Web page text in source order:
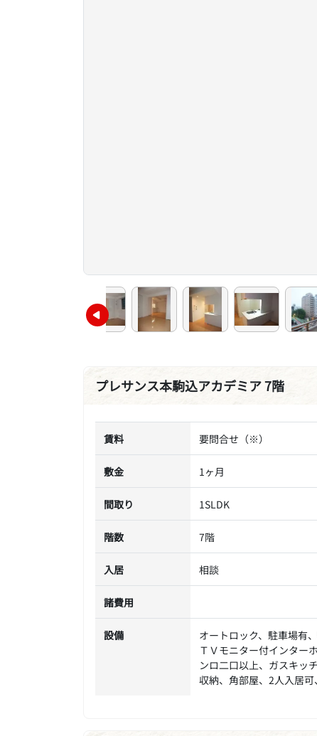
プレサンス本駒込アカデミア 7階
賃料 要問合せ（※）
敷金 1ヶ月
間取り 1SLDK
階数 7階
入居 相談
諸費用
設備
オートロック、駐車場有
ＴＶモニター付インター
ンロ二口以上、ガスキッ
収納、角部屋、2人入居